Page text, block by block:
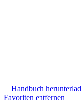
Handbuch
Favoriten entfernen